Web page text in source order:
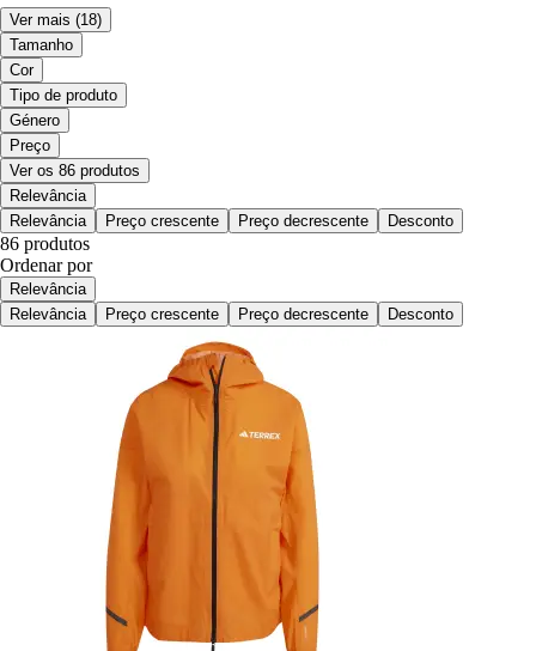
Ver mais (18)
Tamanho
Cor
Tipo de produto
Género
Preço
Ver os 86 produtos
Relevância
Relevância
Preço crescente Preço decrescente Desconto
86 produtos
Ordenar por
Relevância
Relevância
Preço crescente Preço decrescente Desconto